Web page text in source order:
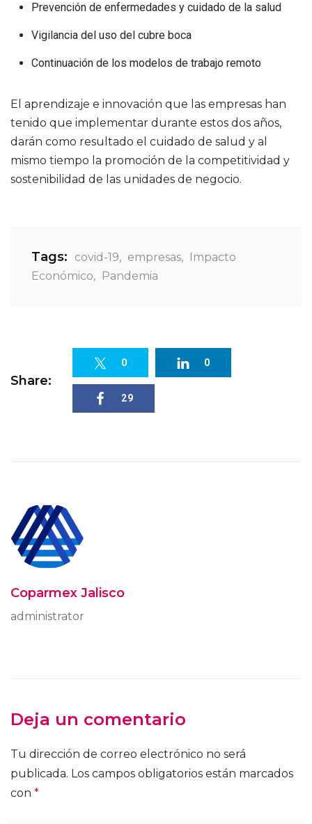
Prevención de enfermedades y cuidado de la salud
Vigilancia del uso del cubre boca
Continuación de los modelos de trabajo remoto
El aprendizaje e innovación que las empresas han
tenido que implementar durante estos dos años,
darán como resultado el cuidado de salud y al
mismo tiempo la promoción de la competitividad y
sostenibilidad de las unidades de negocio.
Tags: covid-19, empresas,
Impacto
Económico, Pandemia
Share:
0 0
29
Coparmex Jalisco
administrator
Deja un comentario
Tu dirección de correo electrónico no será
publicada. Los campos obligatorios están marcados
con *